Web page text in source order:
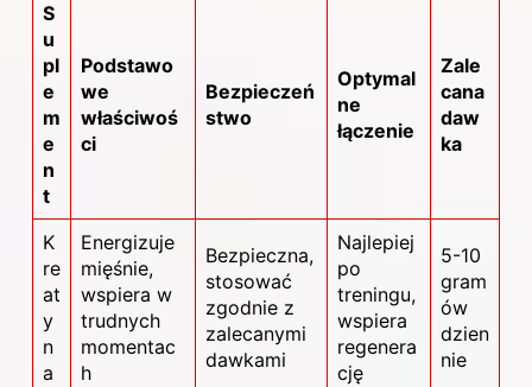
S
u
pl
e
m
e
n
t
Podstawo
we
właściwoś
ci
Bezpieczeń
stwo
Optymal
ne
łączenie
Zale
cana
daw
ka
K
re
at
y
n
a
Energizuje
mięśnie,
wspiera w
trudnych
momentac
h
Bezpieczna,
stosować
zgodnie z
zalecanymi
dawkami
Najlepiej
po
treningu,
wspiera
regenera
cję
5-10
gram
ów
dzien
nie